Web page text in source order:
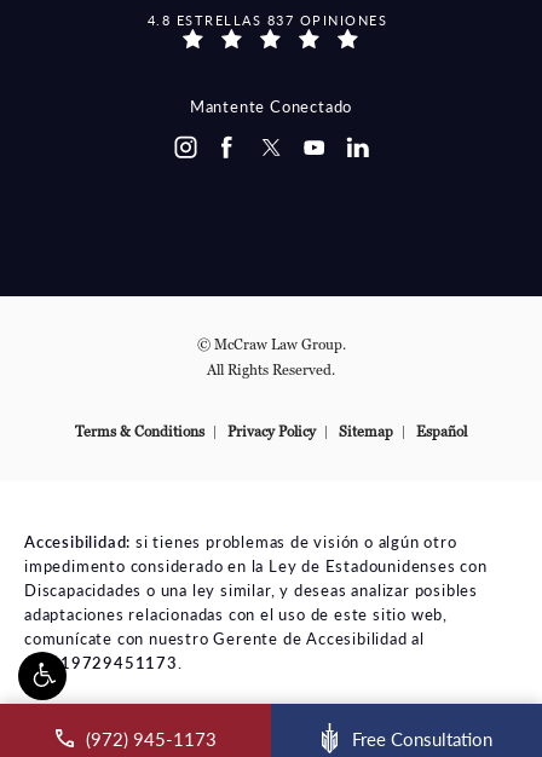
(972) 945-1173 Free Consultation
MCCRAW LAW GROUP OPINIONES:
4.8 ESTRELLAS 837 OPINIONES
Mantente Conectado
© McCraw Law Group.
All Rights Reserved.
Terms & Conditions Privacy Policy Sitemap Español
Accesibilidad: si tienes problemas de visión o algún otro
impedimento considerado en la Ley de Estadounidenses con
Discapacidades o una ley similar, y deseas analizar posibles
adaptaciones relacionadas con el uso de este sitio web,
comunícate con nuestro Gerente de Accesibilidad al
tel:+19729451173.